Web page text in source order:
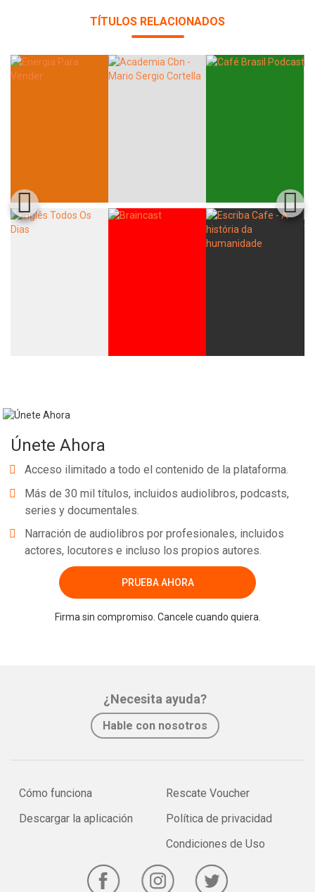
TÍTULOS RELACIONADOS
Únete Ahora
Acceso ilimitado a todo el contenido de la plataforma.
Más de 30 mil títulos, incluidos audiolibros, podcasts,
series y documentales.
Narración de audiolibros por profesionales, incluidos
actores, locutores e incluso los propios autores.
PRUEBA AHORA
Firma sin compromiso. Cancele cuando quiera.
¿Necesita ayuda?
Hable con nosotros
Cómo funciona
Descargar la aplicación
Rescate Voucher
Política de privacidad
Condiciones de Uso